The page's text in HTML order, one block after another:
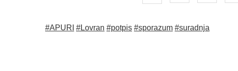
#APURI #Lovran #potpis #sporazum #suradnja